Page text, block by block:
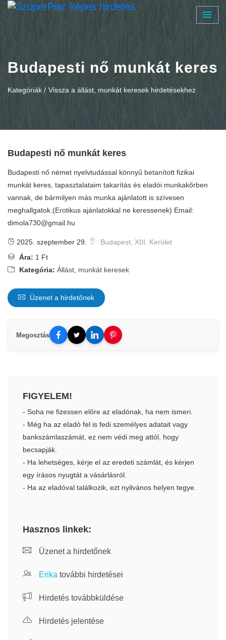
Budapesti nő munkát keres
Kategóriák / Vissza a állást, munkát keresek hirdetésekhez
Budapesti nő munkát keres
Budapesti nő német nyelvtudással könnyű betanított fizikai
munkát keres, tapasztalataim takarítás és eladói munkakőrben
vannak, de bármilyen más munka ajánlatott is szívesen
meghallgatok.(Erotikus ajánlatokkal ne keressenek) Email:
dimola730@gmail.hu
2025. szeptember 29.
Budapest, XIII. Kerület
Ára: 1 Ft
Kategória: Állást, munkát keresek
Üzenet a hirdetőnek
Megosztás
FIGYELEM!
- Soha ne fizessen előre az eladónak, ha nem ismeri.
- Még ha az eladó fel is fedi személyes adatait vagy
bankszámlaszámát, ez nem védi meg attól, hogy
becsapják.
- Ha lehetséges, kérje el az eredeti számlát, és kérjen
egy írásos nyugtát a vásárlásról.
- Ha az eladóval találkozik, ezt nyilvános helyen tegye.
Hasznos linkek:
Üzenet a hirdetőnek
Erika további hirdetései
Hirdetés továbbküldése
Hirdetés jelentése